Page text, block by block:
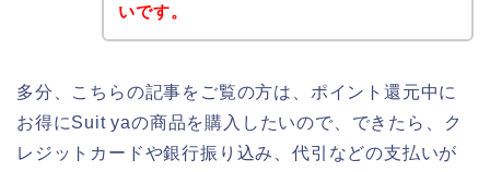
いです。
多分、こちらの記事をご覧の方は、ポイント還元中に
お得にSuit yaの商品を購入したいので、できたら、ク
レジットカードや銀行振り込み、代引などの支払いが